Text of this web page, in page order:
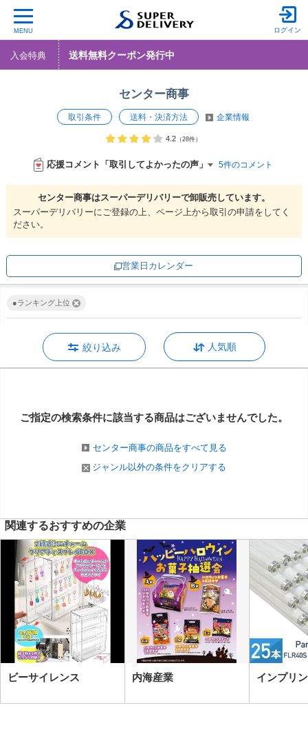
MENU ログイン
入会特典 送料無料クーポン発行中
センター商事
取引条件 送料・決済方法 企業情報
4.2 （28件）
応援コメント「取引してよかったの声」 5件のコメント
センター商事はスーパーデリバリーで卸販売しています。
スーパーデリバリーにご登録の上、ページ上から取引の申請をしてく
ださい。
営業日カレンダー
●ランキング上位
絞り込み 人気順
ご指定の検索条件に該当する商品はございませんでした。
センター商事の商品をすべて見る
ジャンル以外の条件をクリアする
関連するおすすめの企業
ビーサイレンス 内海産業 インプリ